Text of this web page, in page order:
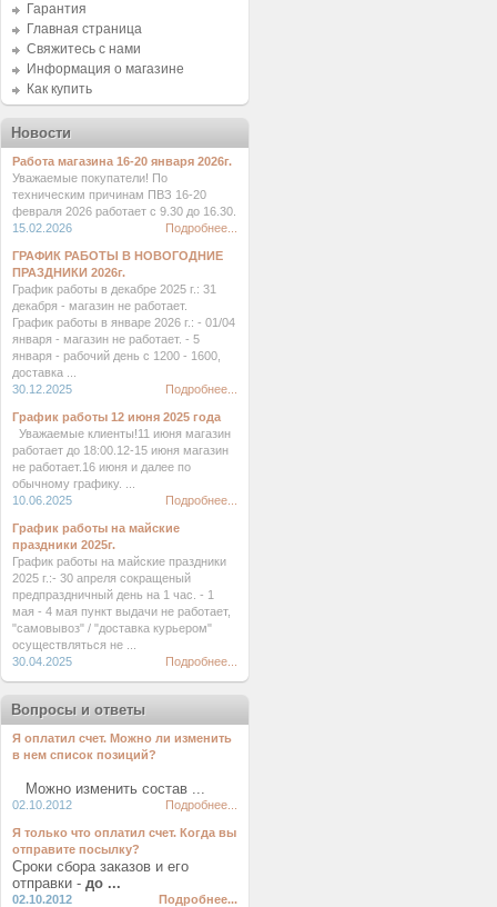
Гарантия
Главная страница
Свяжитесь с нами
Информация о магазине
Как купить
Новости
Работа магазина 16-20 января 2026г.
Уважаемые покупатели! По
техническим причинам ПВЗ 16-20
февраля 2026 работает с 9.30 до 16.30.
15.02.2026
Подробнее...
ГРАФИК РАБОТЫ В НОВОГОДНИЕ
ПРАЗДНИКИ 2026г.
График работы в декабре 2025 г.: 31
декабря - магазин не работает.
График работы в январе 2026 г.: - 01/04
января - магазин не работает. - 5
января - рабочий день с 1200 - 1600,
доставка ...
30.12.2025
Подробнее...
График работы 12 июня 2025 года
Уважаемые клиенты!11 июня магазин
работает до 18:00.12-15 июня магазин
не работает.16 июня и далее по
обычному графику. ...
10.06.2025
Подробнее...
График работы на майские
праздники 2025г.
График работы на майские праздники
2025 г.:- 30 апреля сокращеный
предпраздничный день на 1 час. - 1
мая - 4 мая пункт выдачи не работает,
"самовывоз" / "доставка курьером"
осуществляться не ...
30.04.2025
Подробнее...
Вопросы и ответы
Я оплатил счет. Можно ли изменить
в нем список позиций?
Можно изменить состав ...
02.10.2012 Подробнее...
Я только что оплатил счет. Когда вы
отправите посылку?
Сроки сбора заказов и его
отправки - до ...
02.10.2012 Подробнее...